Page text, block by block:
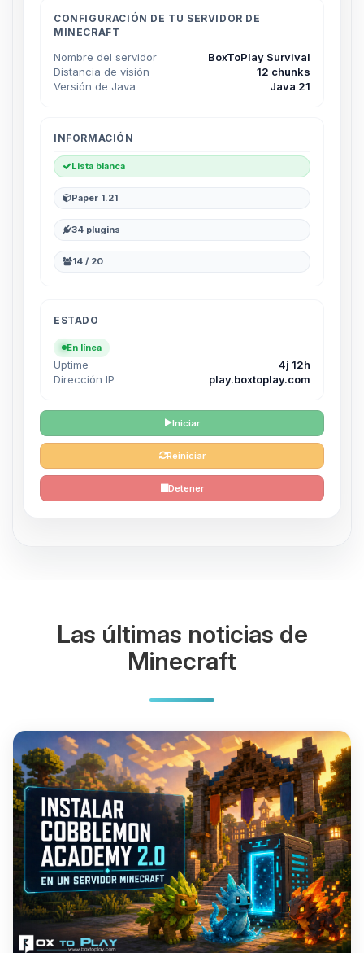
CONFIGURACIÓN DE TU SERVIDOR DE
MINECRAFT
Nombre del servidor
BoxToPlay Survival
Distancia de visión
12 chunks
Versión de Java
Java 21
INFORMACIÓN
Lista blanca
Paper 1.21
34 plugins
14 / 20
ESTADO
En línea
Uptime
4j 12h
Dirección IP
play.boxtoplay.com
Iniciar
Reiniciar
Detener
Las últimas noticias de
Minecraft
asistente de BoxToPlay. Cuentame
que necesitas y moveré mis
pequenos circuitos para ayudarte.
10/08/2026 11:20